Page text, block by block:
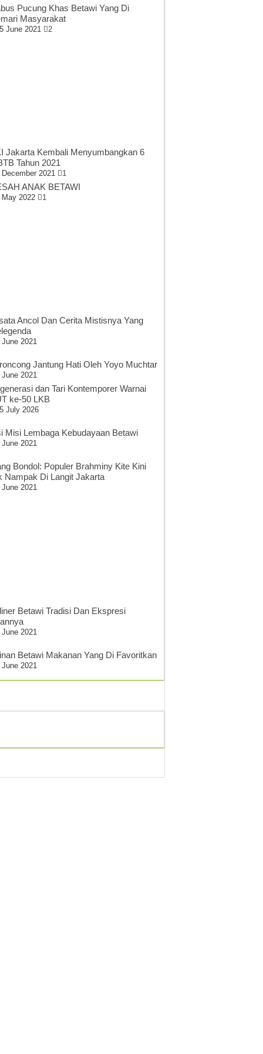
Pucung Khas Betawi Yang Di
Masyarakat
June 2021 2
Jakarta Kembali Menyumbangkan 6
Tahun 2021
December 2021 1
ANAK BETAWI
May 2022 1
Ancol Dan Cerita Mistisnya Yang
June 2021
Jantung Hati Oleh Yoyo Muchtar
June 2021
dan Tari Kontemporer Warnai
ke-50 LKB
July 2026
Misi Lembaga Kebudayaan Betawi
June 2021
Bondol: Populer Brahminy Kite Kini
Nampak Di Langit Jakarta
June 2021
Betawi Tradisi Dan Ekspresi
June 2021
Betawi Makanan Yang Di Favoritkan
June 2021